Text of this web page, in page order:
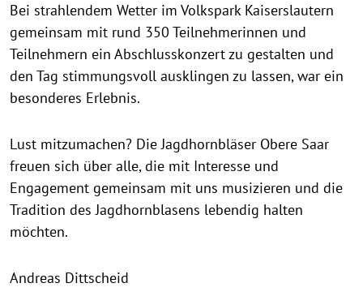
Bei strahlendem Wetter im Volkspark Kaiserslautern
gemeinsam mit rund 350 Teilnehmerinnen und
Teilnehmern ein Abschlusskonzert zu gestalten und
den Tag stimmungsvoll ausklingen zu lassen, war ein
besonderes Erlebnis.
Lust mitzumachen? Die Jagdhornbläser Obere Saar
freuen sich über alle, die mit Interesse und
Engagement gemeinsam mit uns musizieren und die
Tradition des Jagdhornblasens lebendig halten
möchten.
Andreas Dittscheid